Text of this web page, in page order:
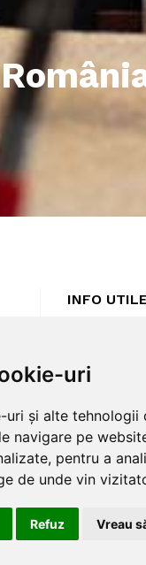
uri
uri și alte
navigare pe
pentru a
de unde vin
Refuz Vreau
INFO UTILE
Blog
Returnare
Guestbook
Livrare